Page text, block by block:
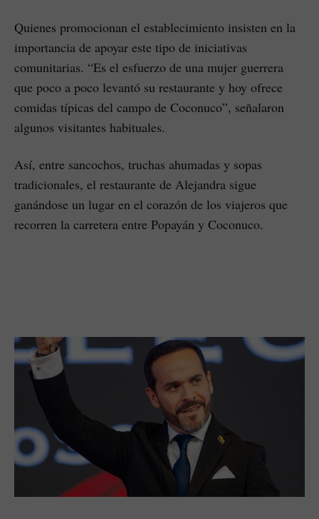
Quienes promocionan el establecimiento insisten en la
importancia de apoyar este tipo de iniciativas
comunitarias. “Es el esfuerzo de una mujer guerrera
que poco a poco levantó su restaurante y hoy ofrece
comidas típicas del campo de Coconuco”, señalaron
algunos visitantes habituales.
Así, entre sancochos, truchas ahumadas y sopas
tradicionales, el restaurante de Alejandra sigue
ganándose un lugar en el corazón de los viajeros que
recorren la carretera entre Popayán y Coconuco.